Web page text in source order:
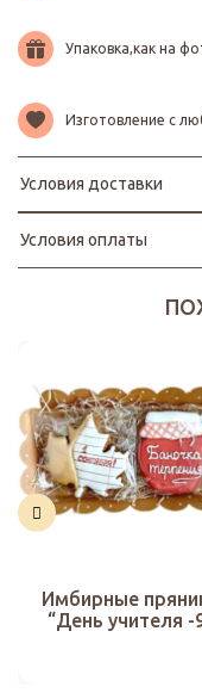
Упаковка,как на
Изготовление с
Условия доставки
Условия оплаты
Имбирные
“День учителя -